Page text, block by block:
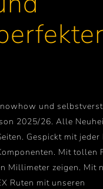
und
2025/26. Alle
Gespickt mit jeder
Mit tollen
Millimeter zeigen. Mit
Ruten mit unseren